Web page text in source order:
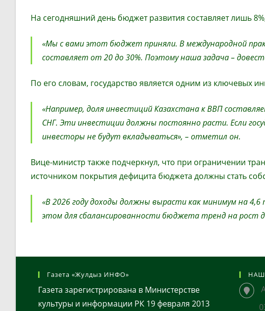
На сегодняшний день бюджет развития составляет лишь
«Мы с вами этот бюджет приняли. В международной
составляет от 20 до 30%. Поэтому наша задача –
По его словам, государство является одним из ключевых
«Например, доля инвестиций Казахстана к ВВП
СНГ. Эти инвестиции должны постоянно расти. Если
инвесторы не будут вкладываться», – отметил он.
Вице-министр также подчеркнул, что при ограничении
источником покрытия дефицита бюджета должны стать
«В 2026 году доходы должны вырасти как минимум на
этом для сбалансированности бюджета тренд на рост
Газета «Жулдыз ИНФО»
Газета зарегистрирована в Министерстве
культуры и информации РК 19 февраля 2013